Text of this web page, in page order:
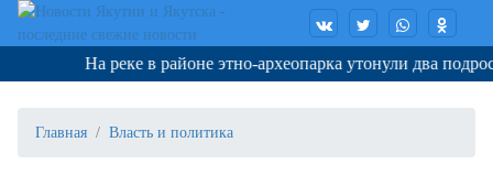
На реке в районе этно-археопарка утонули два
Главная Власть и политика